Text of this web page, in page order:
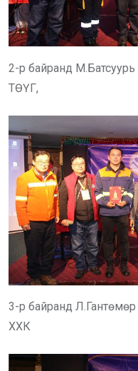
2-р байранд
ТӨҮГ,
3-р байранд
ХХК